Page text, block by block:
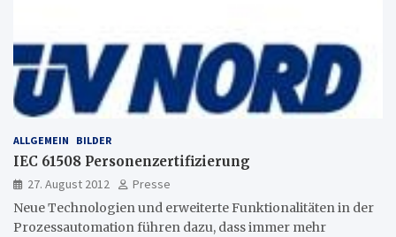
ALLGEMEIN BILDER
IEC 61508 Personenzertifizierung
27. August 2012
Presse
Neue Technologien und erweiterte Funktionalitäten in der
Prozessautomation führen dazu, dass immer mehr